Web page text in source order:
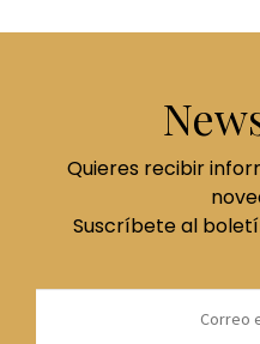
Quieres recibir
Suscríbete al